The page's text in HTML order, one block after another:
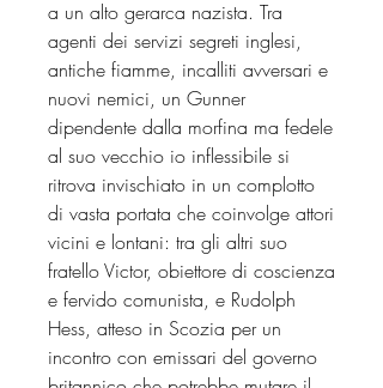
a un alto gerarca nazista. Tra
agenti dei servizi segreti inglesi,
antiche fiamme, incalliti avversari e
nuovi nemici, un Gunner
dipendente dalla morfina ma fedele
al suo vecchio io inflessibile si
ritrova invischiato in un complotto
di vasta portata che coinvolge attori
vicini e lontani: tra gli altri suo
fratello Victor, obiettore di coscienza
e fervido comunista, e Rudolph
Hess, atteso in Scozia per un
incontro con emissari del governo